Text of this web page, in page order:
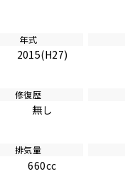
年式
2015(H27)
修復歴
無し
排気量
660cc